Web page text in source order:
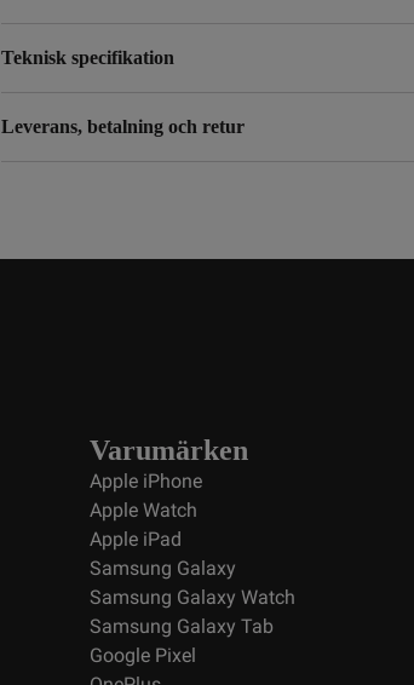
Teknisk specifikation
Leverans, betalning och retur
Varumärken
Apple iPhone
Apple Watch
Apple iPad
Samsung Galaxy
Samsung Galaxy Watch
Samsung Galaxy Tab
Google Pixel